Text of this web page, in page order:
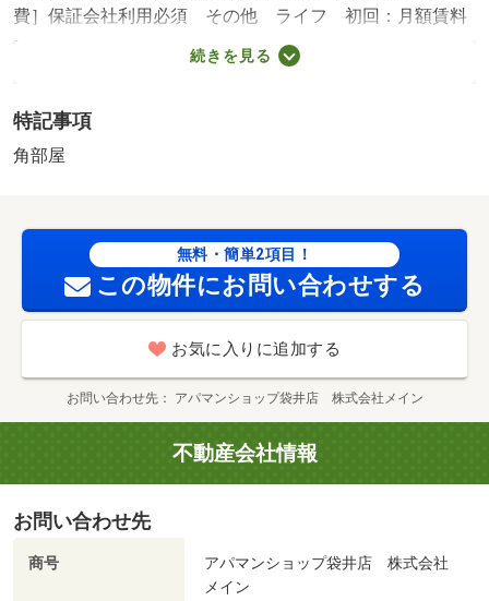
費］保証会社利用必須 その他 ライフ 初回：月額賃料
等×５０％ 月額：月額賃料等×１．５％ 青城小学校・２
４４４ｍ 城山中学校・２５０５ｍ コンビニ・５２７
のオンライン内覧や現地集合でのご案内も可能です★ ★
磐田駅まで徒歩１０分★バス・トイレ・洗面所がそれぞれ
団体名：（公社）静岡県宅地建物取引業協会 公取協名：
東海不動産公正取引協議会加盟/くらしーど２４ 16500円
続きを見る
特記事項
角部屋
無料・簡単2項目！
この物件にお問い合わせする
お気に入りに追加する
お問い合わせ先 アパマンショップ袋井店 株式会社メイン
不動産会社情報
お問い合わせ先
商号
アパマンショップ袋井店 株式会社
メイン